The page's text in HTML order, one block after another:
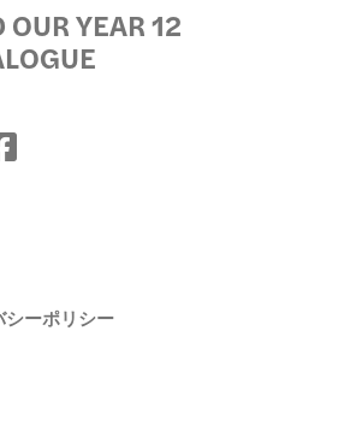
OUR YEAR 12
シーポリシー